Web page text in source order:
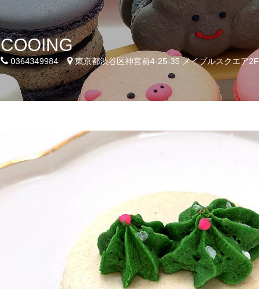
COOING
0364349984 東京都渋谷区神宮前4-25-35 メイプルスクエア2F